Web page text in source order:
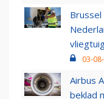
03-
Airbus
beklad